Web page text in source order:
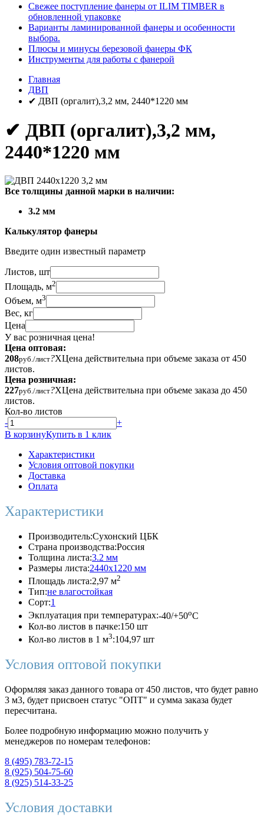
Свежее поступление фанеры от ILIM TIMBER в
обновленной упаковке
Варианты ламинированной фанеры и особенности
выбора.
Плюсы и минусы березовой фанеры ФК
Инструменты для работы с фанерой
Главная
ДВП
✔ ДВП (оргалит),3,2 мм, 2440*1220 мм
✔ ДВП (оргалит),3,2 мм,
2440*1220 мм
Все толщины данной марки в наличии:
3.2 мм
Калькулятор фанеры
Введите один известный параметр
Листов, шт
Площадь, м2
Объем, м3
Вес, кг
Цена
У вас розничная цена!
Цена оптовая:
208руб./лист?XЦена действительна при объеме заказа от 450
листов.
Цена розничная:
227руб./лист?XЦена действительна при объеме заказа до 450
листов.
Кол-во листов
-
+
В корзинуКупить в 1 клик
Характеристики
Условия оптовой покупки
Доставка
Оплата
Характеристики
Производитель:Сухонский ЦБК
Страна производства:Россия
Толщина листа:3.2 мм
Размеры листа:2440x1220 мм
Площадь листа:2,97 м2
Тип:не влагостойкая
Сорт:1
Экплуатация при температурах:-40/+50oC
Кол-во листов в пачке:150 шт
Кол-во листов в 1 м3:104,97 шт
Условия оптовой покупки
Оформляя заказ данного товара от 450 листов, что будет равно
3 м3, будет присвоен статус "ОПТ" и сумма заказа будет
пересчитана.
Более подробную информацию можно получить у
менеджеров по номерам телефонов:
8 (495) 783-72-15
8 (925) 504-75-60
8 (925) 514-33-25
Условия доставки